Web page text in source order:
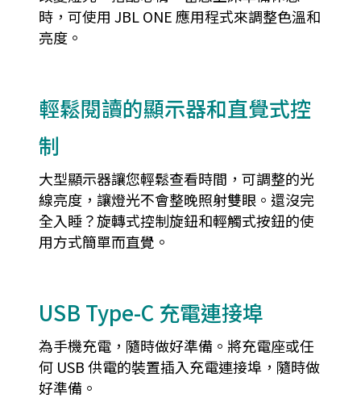
時，可使用 JBL ONE 應用程式來調整色溫和
亮度。
輕鬆閱讀的顯示器和直覺式控
制
大型顯示器讓您輕鬆查看時間，可調整的光
線亮度，讓燈光不會整晚照射雙眼。還沒完
全入睡？旋轉式控制旋鈕和輕觸式按鈕的使
用方式簡單而直覺。
USB Type-C 充電連接埠
為手機充電，隨時做好準備。將充電座或任
何 USB 供電的裝置插入充電連接埠，隨時做
好準備。